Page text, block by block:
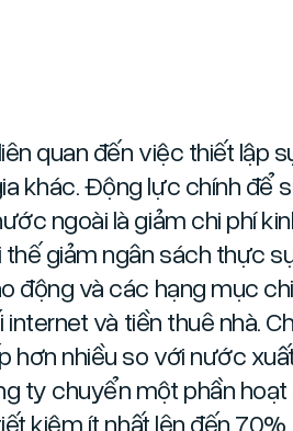
quan đến việc thiết lập
khác. Động lực chính để
ngoài là giảm chi phí
thế giảm ngân sách thực
động và các hạng mục
internet và tiền thuê nhà.
hơn nhiều so với nước
ty chuyển một phần
kiệm ít nhất lên đến 70%.